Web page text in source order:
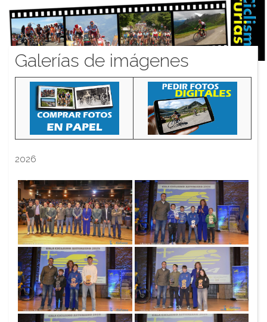
Galerías de imágenes
2026